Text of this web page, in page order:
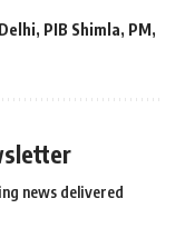
, PIB Shimla, PM,
news delivered